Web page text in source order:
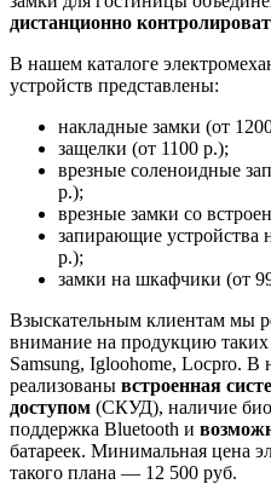
дистанционно
В нашем каталоге
устройств представлены:
накладные замки (от
защелки (от 1100 р.);
врезные соленоидные
р.);
врезные замки со
запирающие устройства
р.);
замки на шкафчики (от
Взыскательным клиентам мы
внимание на продукцию таких
Samsung, Igloohome, Locpro. В
реализованы встроенная
доступом (СКУД), наличие
поддержка Bluetooth и
батареек. Минимальная цена
такого плана — 12 500 руб.